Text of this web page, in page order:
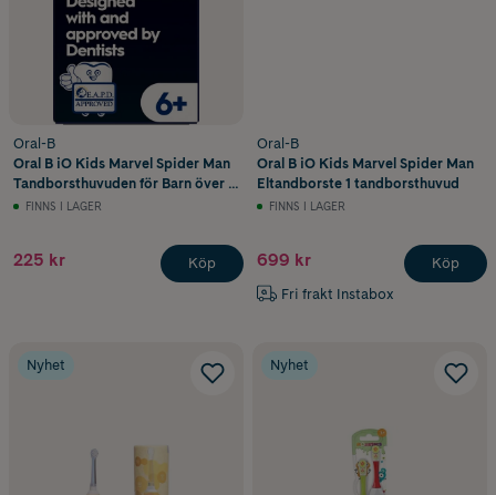
Oral-B
Oral B iO Kids Marvel Spider Man
Tandborsthuvuden för Barn över 6
år 2 st
FINNS I LAGER
225 kr Köp
Oral-B
Oral B iO Kids Marvel Spider Man
Eltandborste 1 tandborsthuvud
FINNS I LAGER
699 kr
Fri frakt Instabox
Köp
Nyhet Nyhet